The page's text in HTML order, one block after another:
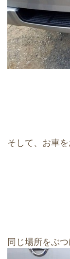
そして、お車
同じ場所をぶ